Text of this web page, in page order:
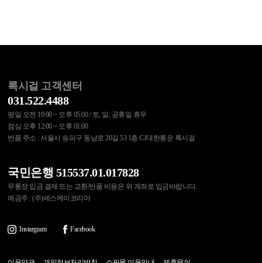
록시걸 고객센터
031.522.4488
평일 오전 10:00 ~ 오후 05:00 / 토, 일, 공휴일 휴무
점심 오후 12:00 ~ 오후 01:00
반품 주소 : 서울시 송파구 동남로 20길 53 1층 CJ대한통운 록시걸
국민은행 515537.01.017828
무통장 입금 결제 또는 교환/반품 비용은 위 계좌로 입금바랍니다.
예금주 : (주)에스에이코리아
Instargram Facebook